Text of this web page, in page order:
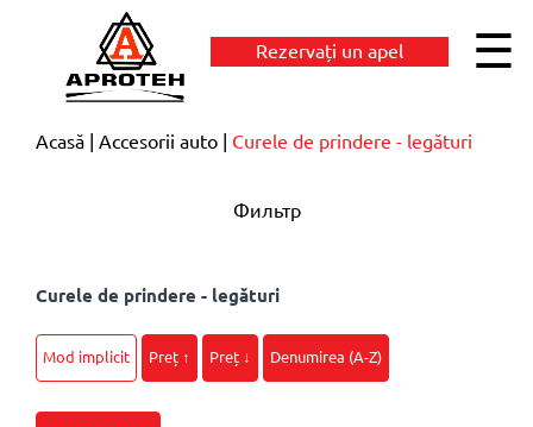
Rezervați un apel ☰
Acasă Accesorii auto Curele de prindere - legături
Фильтр
Curele de prindere - legături
Mod implicit Preț ↑ Preț ↓ Denumirea (A-Z)